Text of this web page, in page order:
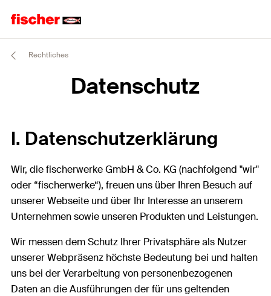
Rechtliches
Datenschutz
I. Datenschutzerklärung
Wir, die fischerwerke GmbH & Co. KG (nachfolgend "wir"
oder “fischerwerke“), freuen uns über Ihren Besuch auf
unserer Webseite und über Ihr Interesse an unserem
Unternehmen sowie unseren Produkten und Leistungen.
Wir messen dem Schutz Ihrer Privatsphäre als Nutzer
unserer Webpräsenz höchste Bedeutung bei und halten
uns bei der Verarbeitung von personenbezogenen
Daten an die Ausführungen der für uns geltenden